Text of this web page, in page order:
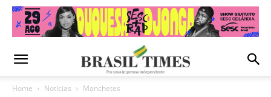
Home Notícias Manchetes